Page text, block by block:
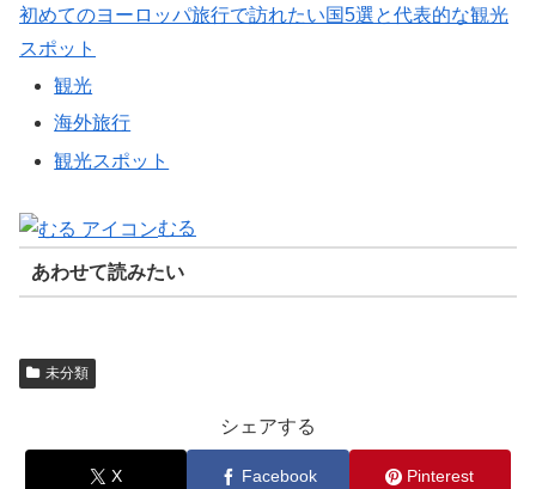
初めてのヨーロッパ旅行で訪れたい国5選と代表的な観光
スポット
観光
海外旅行
観光スポット
むる
あわせて読みたい
未分類
シェアする
X Facebook Pinterest